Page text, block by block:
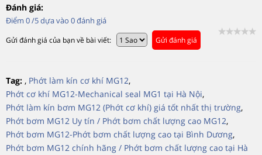
Đánh giá:
Điểm 0/5 dựa vào 0đánh giá
Gửi đánh giá của bạn về bài viết: Gửi đánh giá
Tag: , Phớt làm kín cơ khí MG12,
Phớt cơ khí MG12-Mechanical seal MG1 tại Hà Nội,
Phớt làm kín bơm MG12 (Phớt cơ khí) giá tốt nhất thị trường,
Phớt bơm MG12 Uy tín / Phớt bơm chất lượng cao MG12,
Phớt bơm MG12-Phớt bơm chất lượng cao tại Bình Dương,
Phớt bơm MG12 chính hãng / Phớt bơm chất lượng cao tại Hà